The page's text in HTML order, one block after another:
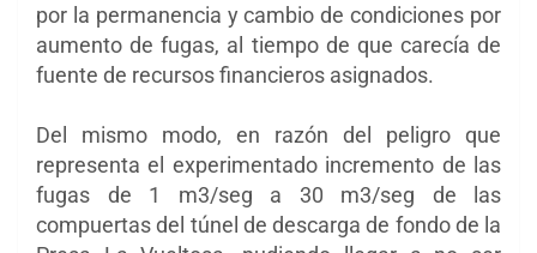
por la permanencia y cambio de condiciones por
aumento de fugas, al tiempo de que carecía de
fuente de recursos financieros asignados.
Del mismo modo, en razón del peligro que
representa el experimentado incremento de las
fugas de 1 m3/seg a 30 m3/seg de las
compuertas del túnel de descarga de fondo de la